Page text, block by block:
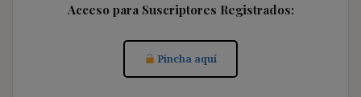
Acceso para Suscriptores Registrados:
Pincha aquí